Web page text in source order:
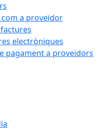
a proveïdor
electròniques
pagament a proveïdors